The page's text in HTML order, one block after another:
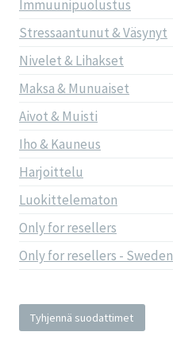
Immuunipuolustus
Stressaantunut & Väsynyt
Nivelet & Lihakset
Maksa & Munuaiset
Aivot & Muisti
Iho & Kauneus
Harjoittelu
Luokittelematon
Only for resellers
Only for resellers - Sweden
Tyhjennä suodattimet